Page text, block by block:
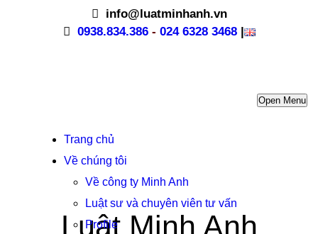
info@luatminhanh.vn
0938.834.386- 024 6328 3468|
Open Menu
Trang chủ
Về chúng tôi
Về công ty Minh Anh
Luật sư và chuyên viên tư vấn
Profile
Luật Minh Anh